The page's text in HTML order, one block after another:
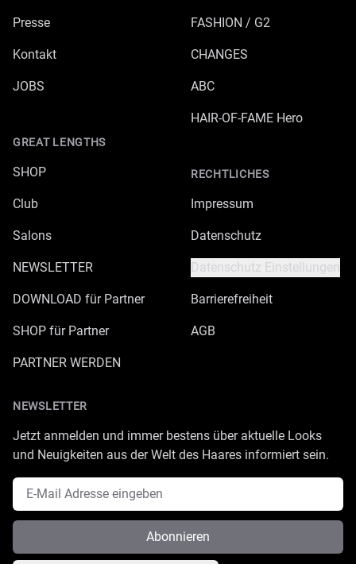
Presse
Kontakt
JOBS
GREAT LENGTHS
SHOP
Club
Salons
NEWSLETTER
DOWNLOAD für Partner
SHOP für Partner
PARTNER WERDEN
FASHION / G2
CHANGES
ABC
HAIR-OF-FAME Hero
RECHTLICHES
Impressum
Datenschutz
Datenschutz Einstellungen
Barrierefreiheit
AGB
NEWSLETTER
Jetzt anmelden und immer bestens über aktuelle Looks
und Neuigkeiten aus der Welt des Haares informiert sein.
E-Mail Adresse
Abonnieren